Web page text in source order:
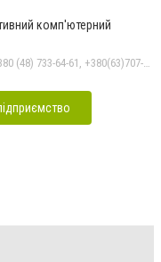
комп'ютерний